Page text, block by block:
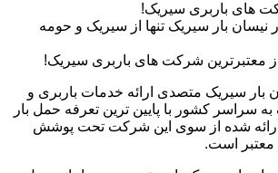
های باربری سیریک!
نیسان بار سیریک تنها از سیریک و حومه
از معتبرترین شرکت های باربری سیریک!
بار سیریک متصدی ارائه خدمات باربری و
سراسر کشور با پایین ترین تعرفه حمل بار
شده از سوی این شرکت تحت پوشش
معتبر است.